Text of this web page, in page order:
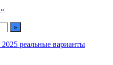
реальные варианты